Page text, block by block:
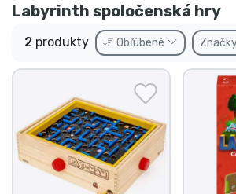
Labyrinth spoločenská hry
2 produkty Obľúbené
Najnovšie
Akcie
Expresná preprava
Predobjednávky
Outlet produkty